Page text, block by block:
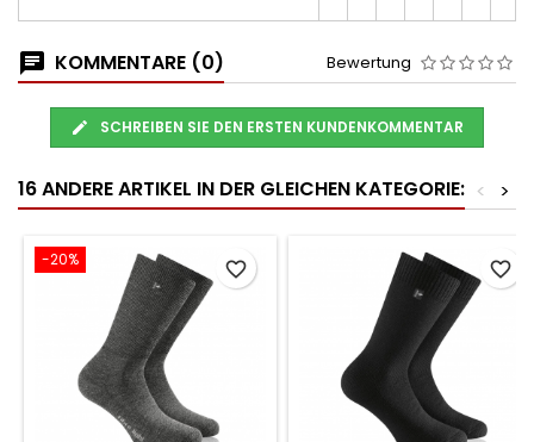
KOMMENTARE (0) Bewertung
SCHREIBEN SIE DEN ERSTEN KUNDENKOMMENTAR
16 ANDERE ARTIKEL IN DER GLEICHEN KATEGORIE: >
<
-20% favorite_border favorite_border